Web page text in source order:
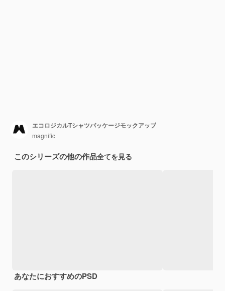
エコロジカルTシャツパッケージモックアップ
magnific
このシリーズの他の作品全てを見る
あなたにおすすめのPSD